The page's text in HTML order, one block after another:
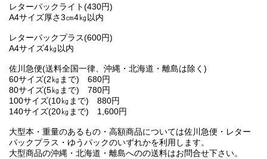
レターパックライト(430円)
A4サイズ厚さ3㎝4㎏以内
レターパックプラス(600円)
A4サイズ4㎏以内
佐川急便(送料全国一律、沖縄・北海道・離島は除く)
60サイズ(2㎏まで) 680円
80サイズ(5㎏まで) 780円
100サイズ(10㎏まで) 880円
140サイズ(20㎏まで) 1,600円
大型本・重量のあるもの・高額商品については佐川急便・レター
パックプラス・ゆうパックのいずれかを利用します。
大型商品の沖縄・北海道・離島へのの送料はお問合せ下さい。